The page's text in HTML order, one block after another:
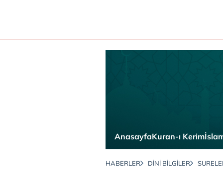
AnasayfaKuran-ı Kerim
HABERLER DINI BILGILER